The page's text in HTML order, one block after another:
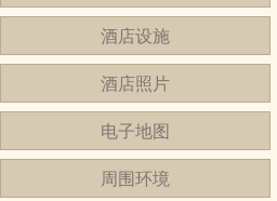
酒店设施
酒店照片
电子地图
周围环境